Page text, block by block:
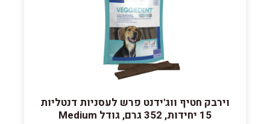
וירבק חטיף ווג'ידנט פרש לעסניות דנטליות
15 יחידות, 352 גרם, גודל Medium